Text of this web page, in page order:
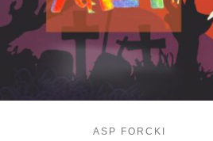
ASP FORCKI